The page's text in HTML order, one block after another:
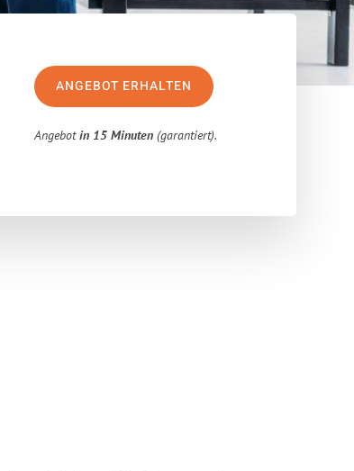
ANGEBOT ERHALTEN
Angebotin 15 Minuten (garantiert).